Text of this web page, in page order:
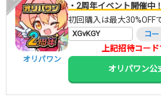
オリパワン
・2周年イベント開催中！
初回購入は最大30%OFF
XGvKGY コ
上記招待コー
オリパワン公